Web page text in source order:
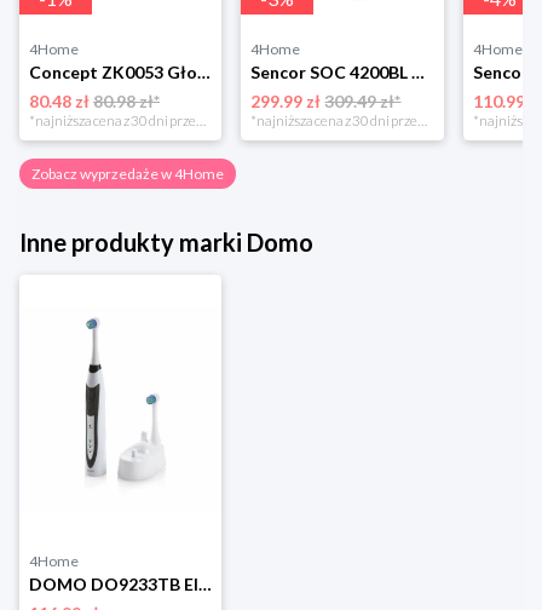
4Home
Concept ZK0053 Głowica wymienna PERFECT SMILE Soft Clean, 4 szt., czarny
80.48 zł80.98 zł*
*najniższa cena z 30 dni przed obniżką
4Home
Sencor SOC 4200BL Szczoteczka do zębów
299.99 zł 309.49 zł*
*najniższa cena z 30 dni przed obniżką
4Home
110.99 zł
Zobacz wyprzedaże w 4Home
Inne produkty marki Domo
4Home
DOMO DO9233TB Elektryczna szczoteczka do zębów Domo